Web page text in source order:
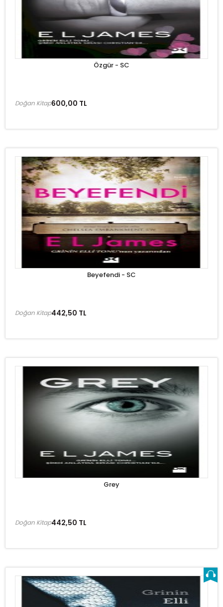
Özgür - SC
600,00 TL
Doğan Kitap
Beyefendi - SC
442,50 TL
Doğan Kitap
Grey
442,50 TL
Doğan Kitap